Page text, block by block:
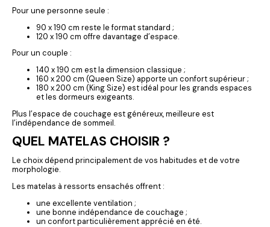
Pour une personne seule :
90 x 190 cm reste le format standard ;
120 x 190 cm offre davantage d’espace.
Pour un couple :
140 x 190 cm est la dimension classique ;
160 x 200 cm (Queen Size) apporte un confort supérieur ;
180 x 200 cm (King Size) est idéal pour les grands espaces
et les dormeurs exigeants.
Plus l’espace de couchage est généreux, meilleure est
l’indépendance de sommeil.
QUEL MATELAS CHOISIR ?
Le choix dépend principalement de vos habitudes et de votre
morphologie.
Les matelas à ressorts ensachés offrent :
une excellente ventilation ;
une bonne indépendance de couchage ;
un confort particulièrement apprécié en été.